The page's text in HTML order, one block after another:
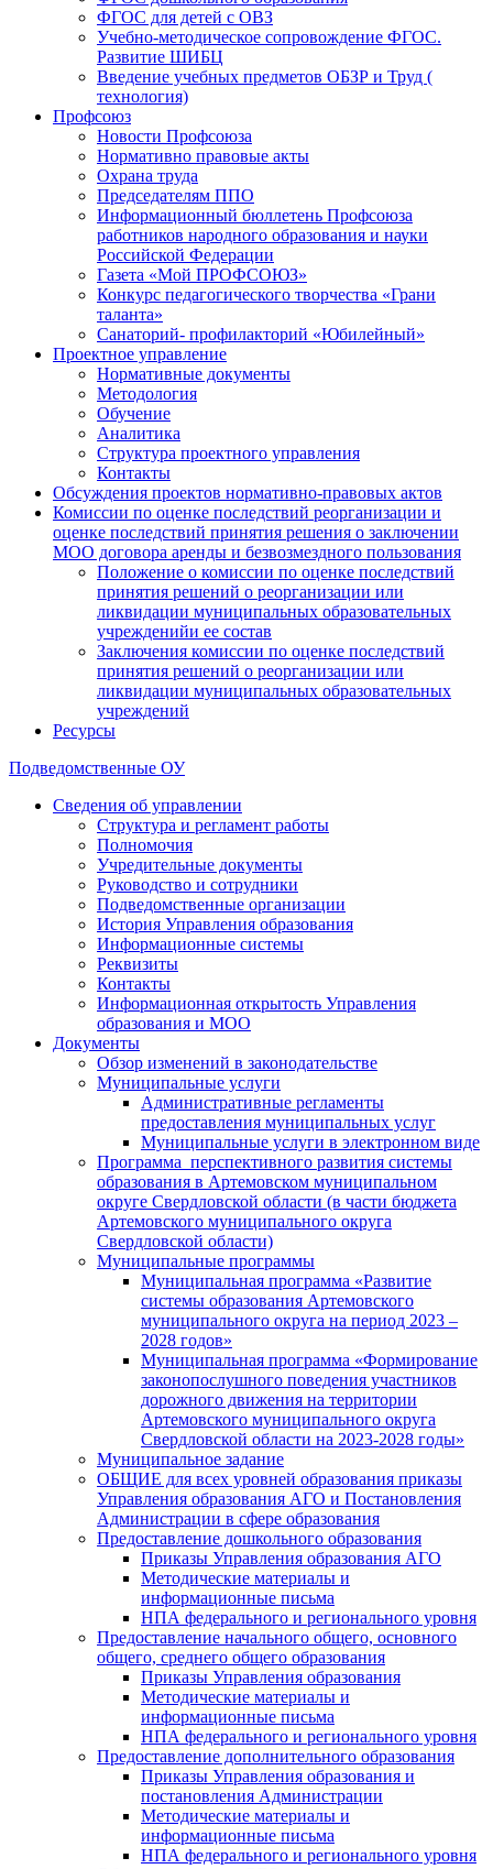
ФГОС для детей с ОВЗ
Учебно-методическое сопровождение ФГОС.
Развитие ШИБЦ
Введение учебных предметов ОБЗР и Труд (
технология)
Профсоюз
Новости Профсоюза
Нормативно правовые акты
Охрана труда
Председателям ППО
Информационный бюллетень Профсоюза
работников народного образования и науки
Российской Федерации
Газета «Мой ПРОФСОЮЗ»
Конкурс педагогического творчества «Грани
таланта»
Санаторий- профилакторий «Юбилейный»
Проектное управление
Нормативные документы
Методология
Обучение
Аналитика
Структура проектного управления
Контакты
Обсуждения проектов нормативно-правовых актов
Комиссии по оценке последствий реорганизации и
оценке последствий принятия решения о заключении
МОО договора аренды и безвозмездного пользования
Положение о комиссии по оценке последствий
принятия решений о реорганизации или
ликвидации муниципальных образовательных
учрежденийи ее состав
Заключения комиссии по оценке последствий
принятия решений о реорганизации или
ликвидации муниципальных образовательных
учреждений
Ресурсы
Подведомственные ОУ
Сведения об управлении
Структура и регламент работы
Полномочия
Учредительные документы
Руководство и сотрудники
Подведомственные организации
История Управления образования
Информационные системы
Реквизиты
Контакты
Информационная открытость Управления
образования и МОО
Документы
Обзор изменений в законодательстве
Муниципальные услуги
Административные регламенты
предоставления муниципальных услуг
Муниципальные услуги в электронном виде
Программа перспективного развития системы
образования в Артемовском муниципальном
округе Свердловской области (в части бюджета
Артемовского муниципального округа
Свердловской области)
Муниципальные программы
Муниципальная программа «Развитие
системы образования Артемовского
муниципального округа на период 2023 –
2028 годов»
Муниципальная программа «Формирование
законопослушного поведения участников
дорожного движения на территории
Артемовского муниципального округа
Свердловской области на 2023-2028 годы»
Муниципальное задание
ОБЩИЕ для всех уровней образования приказы
Управления образования АГО и Постановления
Администрации в сфере образования
Предоставление дошкольного образования
Приказы Управления образования АГО
Методические материалы и
информационные письма
НПА федерального и регионального уровня
Предоставление начального общего, основного
общего, среднего общего образования
Приказы Управления образования
Методические материалы и
информационные письма
НПА федерального и регионального уровня
Предоставление дополнительного образования
Приказы Управления образования и
постановления Администрации
Методические материалы и
информационные письма
НПА федерального и регионального уровня